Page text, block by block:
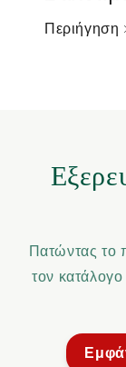
Περιήγηση
Πατώντας το
τον